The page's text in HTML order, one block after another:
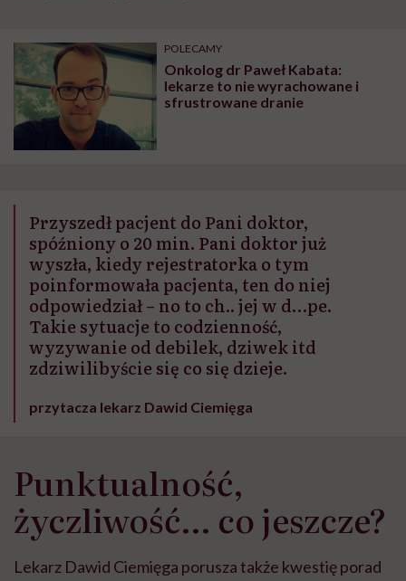
POLECAMY
Onkolog dr Paweł Kabata:
lekarze to nie wyrachowane i
sfrustrowane dranie
Przyszedł pacjent do Pani doktor,
spóźniony o 20 min. Pani doktor już
wyszła, kiedy rejestratorka o tym
poinformowała pacjenta, ten do niej
odpowiedział – no to ch.. jej w d…pe.
Takie sytuacje to codzienność,
wyzywanie od debilek, dziwek itd
zdziwilibyście się co się dzieje.
przytacza lekarz Dawid Ciemięga
Punktualność,
życzliwość… co jeszcze?
Lekarz Dawid Ciemięga porusza także kwestię porad